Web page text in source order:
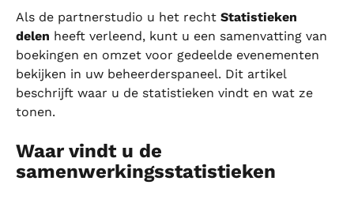
Als de partnerstudio u het recht Statistieken
delen heeft verleend, kunt u een samenvatting van
boekingen en omzet voor gedeelde evenementen
bekijken in uw beheerderspaneel. Dit artikel
beschrijft waar u de statistieken vindt en wat ze
tonen.
Waar vindt u de
samenwerkingsstatistieken